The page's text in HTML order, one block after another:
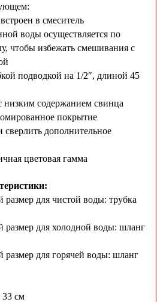
в смеситель
воды осуществляется по
чтобы избежать смешивания с
подводкой на 1/2″, длиной 45
низким содержанием свинца
покрытие
сверлить дополнительное
цветовая гамма
для чистой воды: трубка
размер для холодной воды: шланг
для горячей воды: шланг
33 см